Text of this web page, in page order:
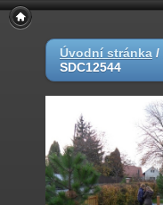
Úvodní stránka /
SDC12544